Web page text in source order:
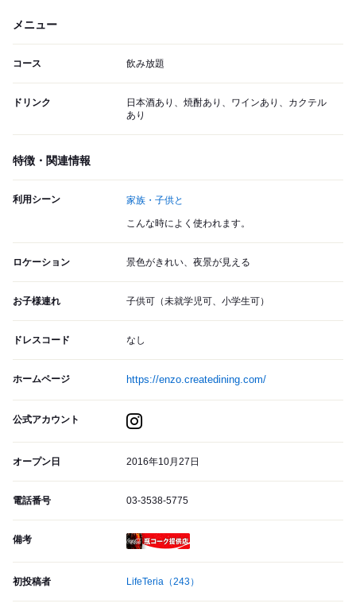
メニュー
コース 飲み放題
ドリンク
日本酒あり、焼酎あり、ワインあり、カクテル
あり
特徴・関連情報
利用シーン 家族・子供と
こんな時によく使われます。
ロケーション 景色がきれい、夜景が見える
お子様連れ 子供可（未就学児可、小学生可）
ドレスコード なし
ホームページ https://enzo.createdining.com/
公式アカウント
オープン日 2016年10月27日
電話番号 03-3538-5775
備考
初投稿者 LifeTeria （243）